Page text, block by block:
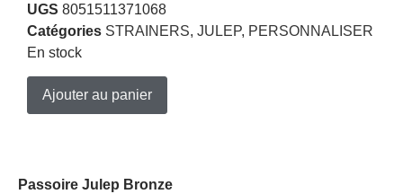
UGS 8051511371068
Catégories STRAINERS, JULEP, PERSONNALISER
En stock
Ajouter au panier
Passoire Julep Bronze